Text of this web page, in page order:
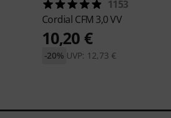
1153
Cordial CFM 3,0 VV
10,20 €
UVP: 12,73 €
-20%